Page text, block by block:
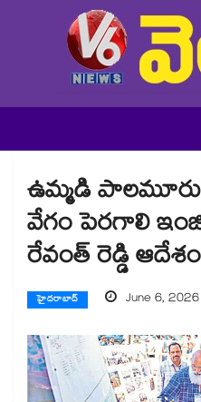
ఉమ్మడి పాలమూరు
వేగం పెరగాలి
రేవంత్‌‌‌‌‌‌‌‌‌‌ రెడ్డి ఆదేశం
హైదరాబాద్ June 6, 2026